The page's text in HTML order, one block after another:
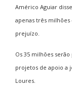
Américo Aguiar
apenas três
prejuízo.
Os 35 milhões
projetos de apoio a
Loures.